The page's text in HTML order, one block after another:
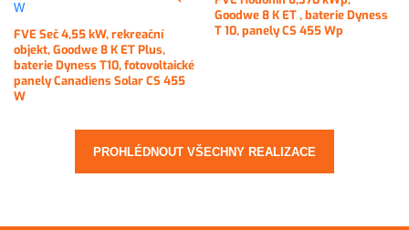
FVE Seč 4,55 kW, rekreační
objekt, Goodwe 8 K ET Plus,
baterie Dyness T10, fotovoltaické
panely Canadiens Solar CS 455
W
Goodwe 8 K ET , baterie Dyness
T 10, panely CS 455 Wp
PROHLÉDNOUT VŠECHNY REALIZACE